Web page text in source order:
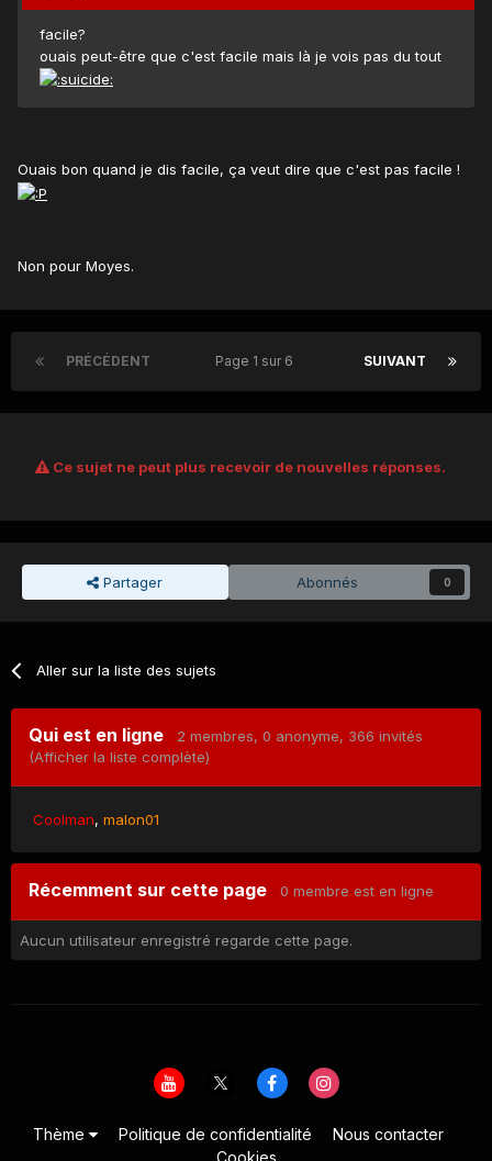
facile?
ouais peut-être que c'est facile mais là je vois pas du tout
Ouais bon quand je dis facile, ça veut dire que c'est pas facile !
Non pour Moyes.
PRÉCÉDENT SUIVANT
Page 1 sur 6
Ce sujet ne peut plus recevoir de nouvelles réponses.
Partager Abonnés 0
Aller sur la liste des sujets
Qui est en ligne 2 membres, 0 anonyme, 366 invités
(Afficher la liste complète)
Coolman malon01
Récemment sur cette page 0 membre est en ligne
Aucun utilisateur enregistré regarde cette page.
Thème Politique de confidentialité
Nous contacter